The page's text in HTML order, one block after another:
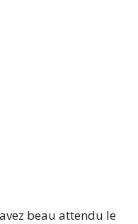
beau attendu le